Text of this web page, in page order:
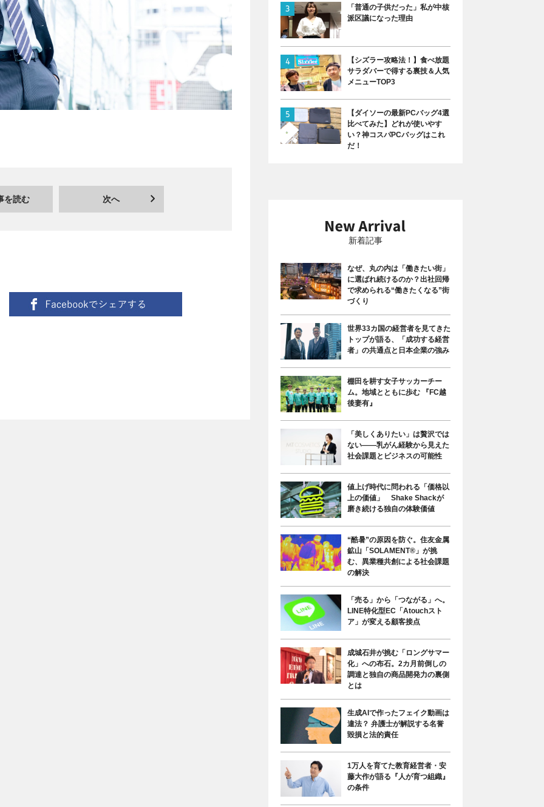
を読む 次へ
「普通の子供だった」私が中核
派区議になった理由
【シズラー攻略法！】食べ放題
サラダバーで得する裏技＆人気
メニューTOP3
【ダイソーの最新PCバッグ4選
比べてみた】どれが使いやす
い？神コスパPCバッグはこれ
だ！
新着記事
なぜ、丸の内は「働きたい街」
に選ばれ続けるのか？出社回帰
で求められる“働きたくなる”街
づくり
世界33カ国の経営者を見てきた
トップが語る、「成功する経営
者」の共通点と日本企業の強み
棚田を耕す女子サッカーチー
ム。地域とともに歩む 『FC越
後妻有』
「美しくありたい」は贅沢では
ない――乳がん経験から見えた
社会課題とビジネスの可能性
値上げ時代に問われる「価格以
上の価値」 Shake Shackが
磨き続ける独自の体験価値
“酷暑”の原因を防ぐ。住友金属
鉱山「SOLAMENT®」が挑
む、異業種共創による社会課題
の解決
「売る」から「つながる」へ。
LINE特化型EC「Atouchスト
ア」が変える顧客接点
成城石井が挑む「ロングサマー
化」への布石。2カ月前倒しの
調達と独自の商品開発力の裏側
とは
生成AIで作ったフェイク動画は
違法？ 弁護士が解説する名誉
毀損と法的責任
1万人を育てた教育経営者・安
藤大作が語る『人が育つ組織』
の条件